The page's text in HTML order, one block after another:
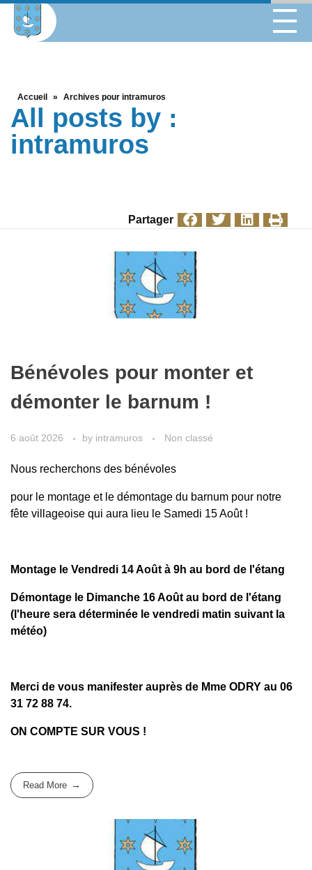
Accueil » Archives pour intramuros
All posts by :
intramuros
Partager
Bénévoles pour monter et
démonter le barnum !
6 août 2026 by intramuros Non classé
Nous recherchons des bénévoles
pour le montage et le démontage du barnum pour notre
fête villageoise qui aura lieu le Samedi 15 Août !
Montage le Vendredi 14 Août à 9h au bord de l'étang
Démontage le Dimanche 16 Août au bord de l'étang
(l'heure sera déterminée le vendredi matin suivant la
météo)
Merci de vous manifester auprès de Mme ODRY au 06
31 72 88 74.
ON COMPTE SUR VOUS !
Read More